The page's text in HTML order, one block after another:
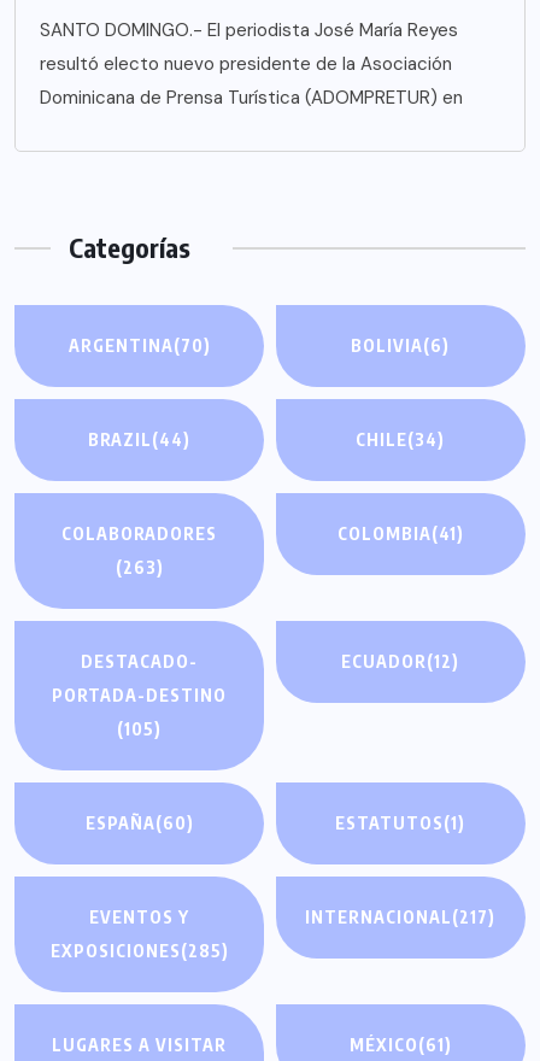
SANTO DOMINGO.- El periodista José María Reyes
resultó electo nuevo presidente de la Asociación
Dominicana de Prensa Turística (ADOMPRETUR) en
Categorías
ARGENTINA(70) BOLIVIA(6)
BRAZIL(44) CHILE(34)
COLABORADORES
(263)
COLOMBIA(41)
DESTACADO-
PORTADA-DESTINO
(105)
ECUADOR(12)
ESPAÑA(60) ESTATUTOS(1)
EVENTOS Y
EXPOSICIONES(285)
INTERNACIONAL(217)
LUGARES A VISITAR
MÉXICO(61)